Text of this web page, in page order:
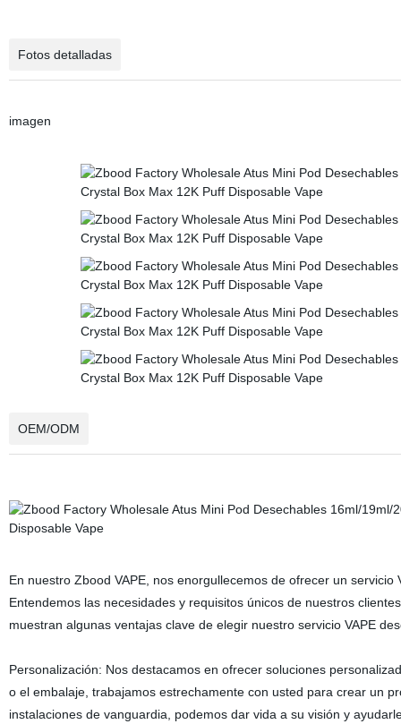
Fotos detalladas
imagen
OEM/ODM
En nuestro Zbood VAPE, nos enorgullecemos de ofrecer un
Entendemos las necesidades y requisitos únicos de nuestros
muestran algunas ventajas clave de elegir nuestro servicio VAPE
Personalización: Nos destacamos en ofrecer soluciones
o el embalaje, trabajamos estrechamente con usted para crear un
instalaciones de vanguardia, podemos dar vida a su visión y